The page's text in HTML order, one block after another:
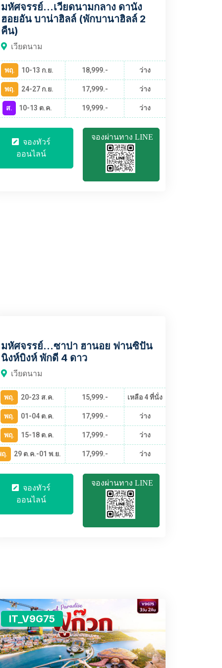
มหัศจรรย์...เวียดนามกลาง ดานัง
ฮอยอัน บาน่าฮิลล์ (พักบานาฮิลล์ 2
คืน)
เวียดนาม
พฤ. 10-13 ก.ย. 18,999.-
ว่าง
พฤ.
24-27 ก.ย. 17,999.-
ว่าง
ส.
10-13 ต.ค. 19,999.- ว่าง
จองทัวร์
ออนไลน์
จองผ่านทาง LINE
มหัศจรรย์...ซาปา ฮานอย ฟานซิปัน
นิงห์บิงห์ พักดี 4 ดาว
เวียดนาม
พฤ. 20-23 ส.ค. 15,999.-
เหลือ 4 ที่นั่ง
พฤ.
01-04 ต.ค. 17,999.-
ว่าง
พฤ.
15-18 ต.ค. 17,999.-
ว่าง
.
29 ต.ค.-01 พ.ย. 17,999.- ว่าง
จองทัวร์
ออนไลน์
จองผ่านทาง LINE
IT_V9G75